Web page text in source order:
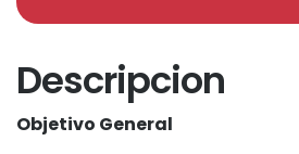
Descripcion
Objetivo General